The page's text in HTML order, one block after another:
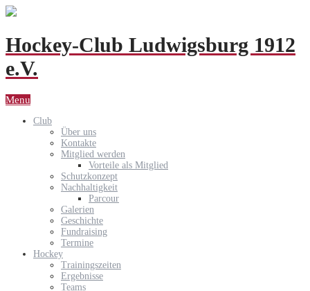
Hockey-Club Ludwigsburg 1912
e.V.
Menu
Club
Über uns
Kontakte
Mitglied werden
Vorteile als Mitglied
Schutzkonzept
Nachhaltigkeit
Parcour
Galerien
Geschichte
Fundraising
Termine
Hockey
Trainingszeiten
Ergebnisse
Teams